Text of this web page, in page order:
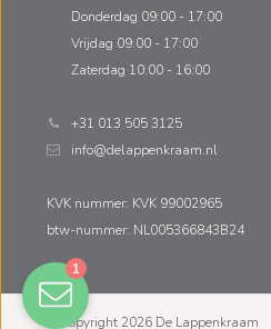
Donderdag 09:00 - 17:00
Vrijdag 09:00 - 17:00
Zaterdag 10:00 - 16:00
+31 013 505 3125
info@delappenkraam.nl
KVK nummer: KVK 99002965
btw-nummer: NL005366843B24
© Copyright 2026 De Lappenkraam